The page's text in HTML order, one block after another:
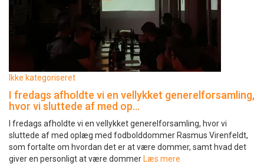
Ikke kategoriseret
I fredags afholdte vi en vellykket generelforsamling,
hvor vi sluttede af med op…
I fredags afholdte vi en vellykket generelforsamling, hvor vi
sluttede af med oplæg med fodbolddommer Rasmus Virenfeldt,
som fortalte om hvordan det er at være dommer, samt hvad det
giver en personligt at være dommer Læs mere